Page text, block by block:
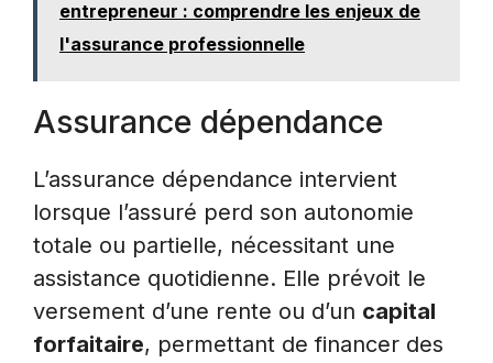
entrepreneur : comprendre les enjeux de
l'assurance professionnelle
Assurance dépendance
L’assurance dépendance intervient
lorsque l’assuré perd son autonomie
totale ou partielle, nécessitant une
assistance quotidienne. Elle prévoit le
versement d’une rente ou d’un capital
forfaitaire, permettant de financer des